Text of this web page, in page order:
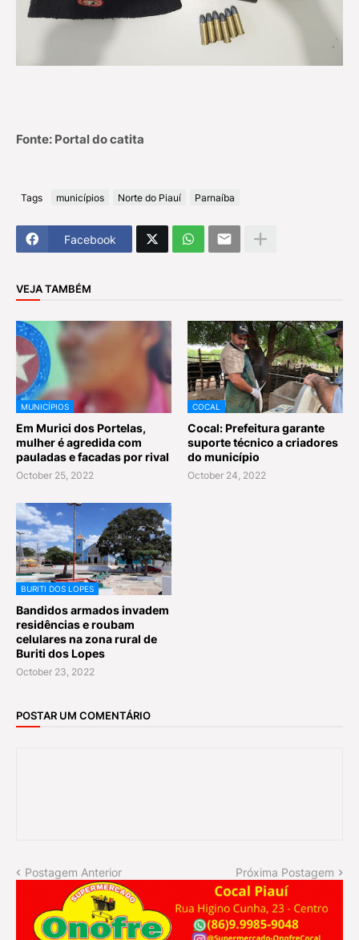
Fonte: Portal do catita
Tags municípios Norte do Piauí Parnaíba
Facebook
VEJA TAMBÉM
MUNICÍPIOS
Em Murici dos Portelas,
mulher é agredida com
pauladas e facadas por rival
October 25, 2022
COCAL
Cocal: Prefeitura garante
suporte técnico a criadores
do município
October 24, 2022
BURITI DOS LOPES
Bandidos armados invadem
residências e roubam
celulares na zona rural de
Buriti dos Lopes
October 23, 2022
POSTAR UM COMENTÁRIO
Postagem Anterior Próxima Postagem